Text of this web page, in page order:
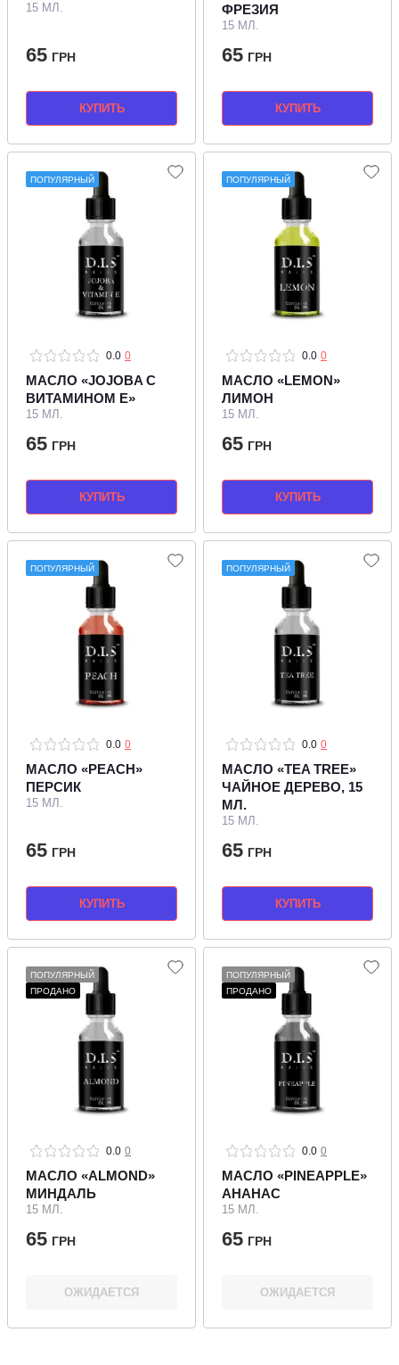
15 МЛ.
65 ГРН
КУПИТЬ
ФРЕЗИЯ
15 МЛ.
65 ГРН
КУПИТЬ
ПОПУЛЯРНЫЙ
0.0 0
МАСЛО «JOJOBA С
ВИТАМИНОМ E»
15 МЛ.
65 ГРН
КУПИТЬ
ПОПУЛЯРНЫЙ
0.0 0
МАСЛО «LEMON»
ЛИМОН
15 МЛ.
65 ГРН
КУПИТЬ
ПОПУЛЯРНЫЙ
0.0 0
МАСЛО «PEACH»
ПЕРСИК
15 МЛ.
65 ГРН
КУПИТЬ
ПОПУЛЯРНЫЙ
0.0 0
МАСЛО «TEA TREE»
ЧАЙНОЕ ДЕРЕВО, 15
МЛ.
15 МЛ.
65 ГРН
КУПИТЬ
ПОПУЛЯРНЫЙ
ПРОДАНО
0.0 0
МАСЛО «ALMOND»
МИНДАЛЬ
15 МЛ.
65 ГРН
ОЖИДАЕТСЯ
ПОПУЛЯРНЫЙ
ПРОДАНО
0.0 0
МАСЛО «PINEAPPLE»
АНАНАС
15 МЛ.
65 ГРН
ОЖИДАЕТСЯ